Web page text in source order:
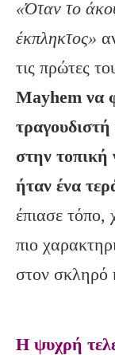
«Όταν το
έκπληκτος»
τις πρώτες
Mayhem να
στην τοπική
ήταν ένα
έπιασε τόπο,
πιο
στον σκληρό
Η ψυχρή